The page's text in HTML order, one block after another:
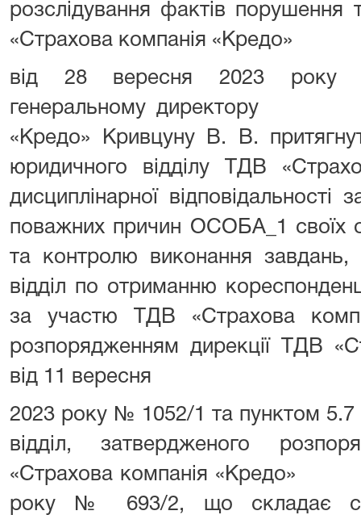
розслідування фактів порушення
«Страхова компанія «Кредо»
від 28 вересня 2023 року
генеральному директору
«Кредо» Кривцуну В. В.
юридичного відділу ТДВ
дисциплінарної
поважних причин ОСОБА_1 своїх
та контролю виконання
відділ по отриманню
за участю ТДВ «Страхова
розпорядженням дирекції ТДВ
від 11 вересня
2023 року № 1052/1 та пунктом
відділ, затвердженого
«Страхова компанія
року № 693/2, що складає